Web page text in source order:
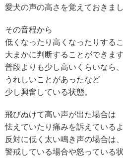
愛犬の声の高さを覚えておきまし
その音程から
低くなったり高くなったりするこ
大まかに判断することができます
普段よりも少し高いくらいなら、
うれしいことがあったなど
少し興奮している状態。
飛びぬけて高い声が出た場合は
怯えていたり痛みを訴えているよ
反対に低く太い鳴き声の場合は、
警戒している場合や怒っている状